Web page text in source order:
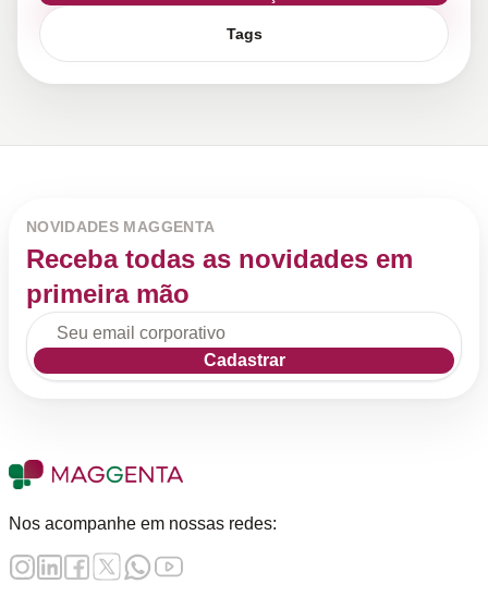
Tags
NOVIDADES MAGGENTA
Receba todas as novidades em
primeira mão
Cadastrar
Nos acompanhe em nossas redes: